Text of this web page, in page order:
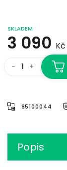
SKLADEM
3 090 Kč
- +
85100044
Popis